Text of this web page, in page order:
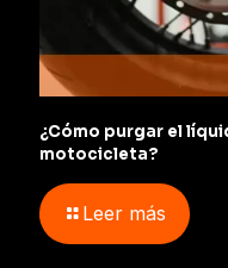
¿Cómo purgar el
motocicleta?
Leer más